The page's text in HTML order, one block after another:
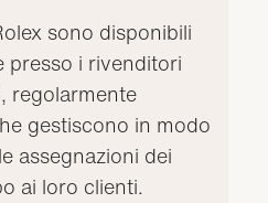
sono disponibili
presso i rivenditori
regolarmente
gestiscono in modo
assegnazioni dei
ai loro clienti.